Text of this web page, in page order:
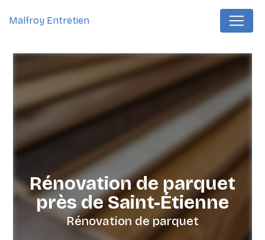
Malfroy Entretien
Rénovation de parquet
près de Saint-Étienne
Rénovation de parquet